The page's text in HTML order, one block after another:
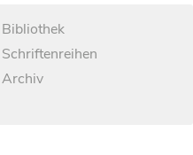
Bibliothek
Schriftenreihen
Archiv